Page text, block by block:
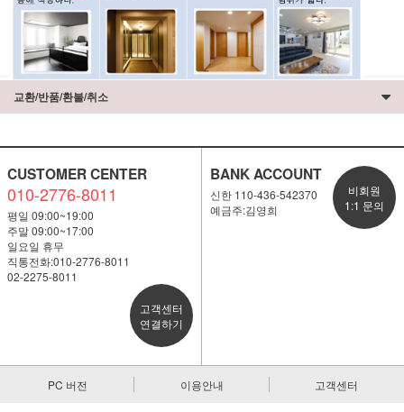
교환/반품/환불/취소
CUSTOMER CENTER
010-2776-8011
평일 09:00~19:00
주말 09:00~17:00
일요일 휴무
직통전화:010-2776-8011
02-2275-8011
고객센터
연결하기
BANK ACCOUNT
신한 110-436-542370
예금주:김영희
비회원
1:1 문의
PC 버전 이용안내 고객센터